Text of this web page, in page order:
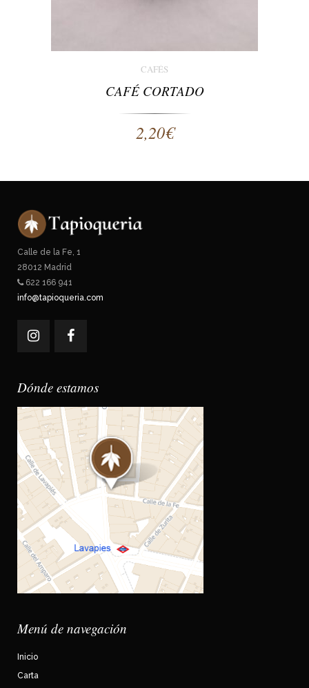
CAFÉS
CAFÉ CORTADO
2,20€
Calle de la Fe, 1
28012 Madrid
622 166 941
info@tapioqueria.com
Dónde estamos
Menú de navegación
Inicio
Carta